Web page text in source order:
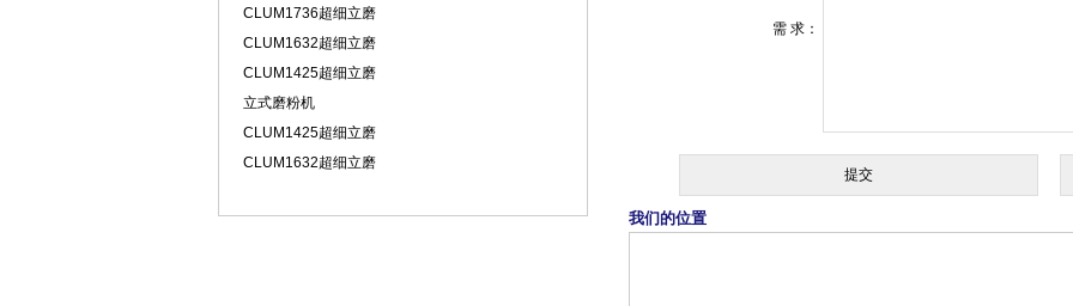
CLUM1736超细立磨
CLUM1632超细立磨
CLUM1425超细立磨
立式磨粉机
CLUM1425超细立磨
CLUM1632超细立磨
需 求：
我们的位置